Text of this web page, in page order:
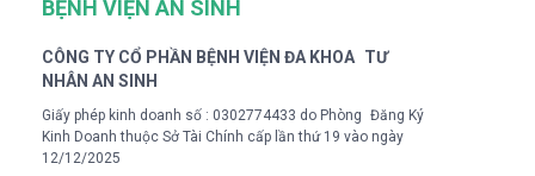
BỆNH VIỆN AN SINH
CÔNG TY CỔ PHẦN BỆNH VIỆN ĐA KHOA TƯ
NHÂN AN SINH
Giấy phép kinh doanh số : 0302774433 do Phòng Đăng Ký
Kinh Doanh thuộc Sở Tài Chính cấp lần thứ 19 vào ngày
12/12/2025